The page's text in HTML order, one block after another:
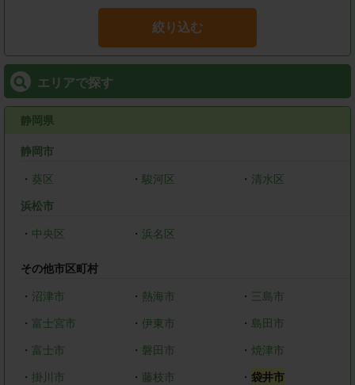
絞り込む
エリアで探す
静岡県
静岡市
・ 葵区 ・ 駿河区 ・ 清水区
浜松市
・ 中央区 ・ 浜名区
その他市区町村
・ 沼津市 ・ 熱海市 ・ 三島市
・ 富士宮市 ・ 伊東市 ・ 島田市
・ 富士市 ・ 磐田市 ・焼津市
・ 掛川市 ・ 藤枝市 ・ 袋井市